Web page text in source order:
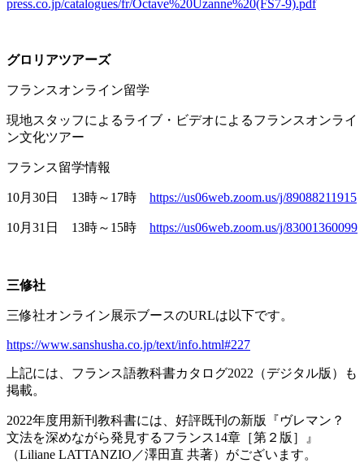
press.co.jp/catalogues/fr/Octave%20Uzanne%20(FS7-9).pdf
グロリアツアーズ
フランスオンライン留学
現地スタッフによるライブ・ビデオによるフランスオンライ
ン文化ツアー
フランス留学情報
10月 30日 13時～ 17時 https://us06web.zoom.us/j/89088211915
10月 31 日 13時～ 15時 https://us06web.zoom.us/j/83001360099
三修社
三修社オンライン展示ブースのURLは以下です。
https://www.sanshusha.co.jp/text/info.html#227
上記には、フランス語教科書カタログ2022 （デジタル版）も
掲載。
2022年度用新刊教科書には、好評既刊の新版『ヴレマン？
文法を深めながら発見するフランス14章［第２版］』
（Liliane LATTANZIO ／澤田直 共著）がございます。